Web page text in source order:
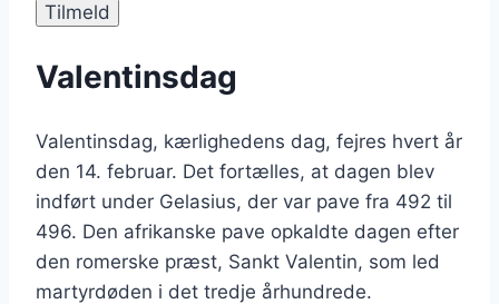
Valentinsdag
Valentinsdag, kærlighedens dag, fejres hvert år
den 14. februar. Det fortælles, at dagen blev
indført under Gelasius, der var pave fra 492 til
496. Den afrikanske pave opkaldte dagen efter
den romerske præst, Sankt Valentin, som led
martyrdøden i det tredje århundrede.